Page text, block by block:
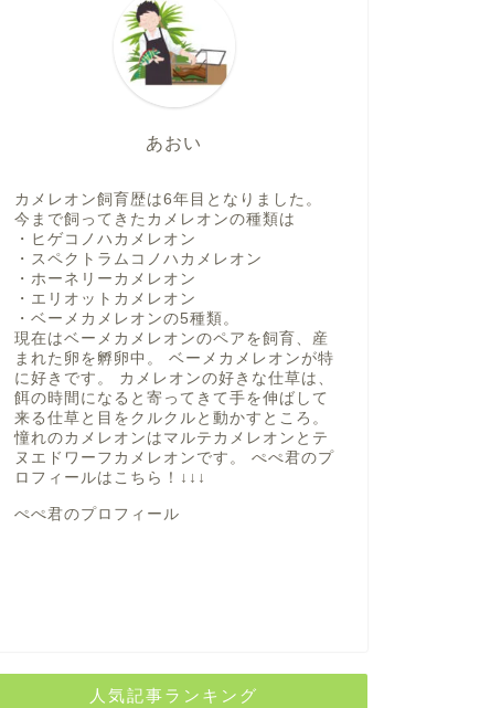
あおい
カメレオン飼育歴は6年目となりました。
今まで飼ってきたカメレオンの種類は
・ヒゲコノハカメレオン
・スペクトラムコノハカメレオン
・ホーネリーカメレオン
・エリオットカメレオン
・ベーメカメレオンの5種類。
現在はベーメカメレオンのペアを飼育、産
まれた卵を孵卵中。 ベーメカメレオンが特
に好きです。 カメレオンの好きな仕草は、
餌の時間になると寄ってきて手を伸ばして
来る仕草と目をクルクルと動かすところ。
憧れのカメレオンはマルテカメレオンとテ
ヌエドワーフカメレオンです。 ぺぺ君のプ
ロフィールは こちら！ ↓↓↓
ぺぺ君のプロフィール
人気記事ランキング